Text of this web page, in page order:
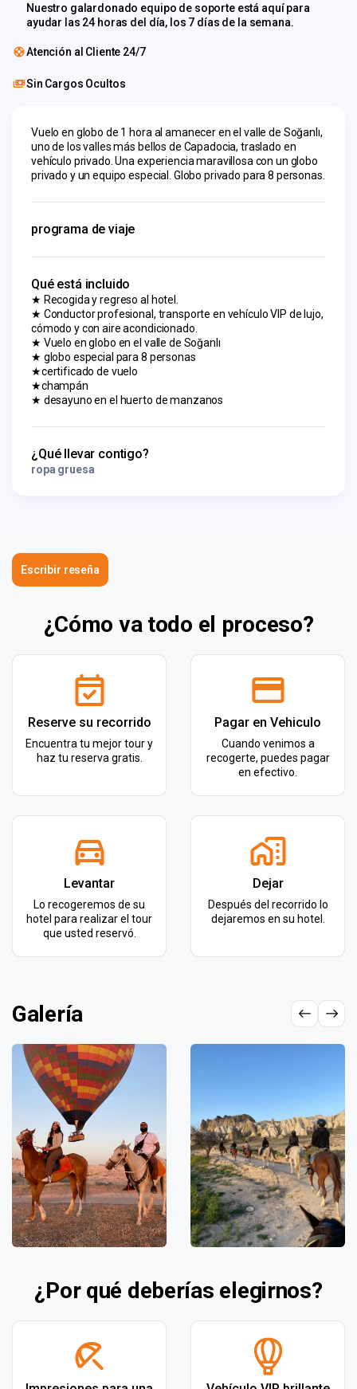
Nuestro galardonado equipo de soporte está aquí para
ayudar las 24 horas del día, los 7 días de la semana.
Atención al Cliente 24/7
Sin Cargos Ocultos
Vuelo en globo de 1 hora al amanecer en el valle de Soğanlı,
uno de los valles más bellos de Capadocia, traslado en
vehículo privado. Una experiencia maravillosa con un globo
privado y un equipo especial. Globo privado para 8 personas.
programa de viaje
Qué está incluido
★ Recogida y regreso al hotel.
★ Conductor profesional, transporte en vehículo VIP de lujo,
cómodo y con aire acondicionado.
★ Vuelo en globo en el valle de Soğanlı
★ globo especial para 8 personas
★certificado de vuelo
★champán
★ desayuno en el huerto de manzanos
¿Qué llevar contigo?
ropa gruesa
Escribir reseña
¿Cómo va todo el proceso?
Reserve su recorrido
Encuentra tu mejor tour y
haz tu reserva gratis.
Pagar en Vehiculo
Cuando venimos a
recogerte, puedes pagar
en efectivo.
Levantar
Lo recogeremos de su
hotel para realizar el tour
que usted reservó.
Dejar
Después del recorrido lo
dejaremos en su hotel.
Galería
¿Por qué deberías elegirnos?